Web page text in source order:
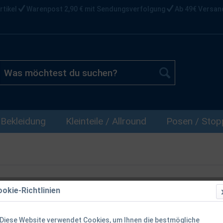
Warenpost 2,90 € mit Sendungsverfolgung Ab 49€
Bekleidung Kleinteile / Allround Posen /
Richtlinien
Diese Website verwendet Cookies, um Ihnen die bestmögliche